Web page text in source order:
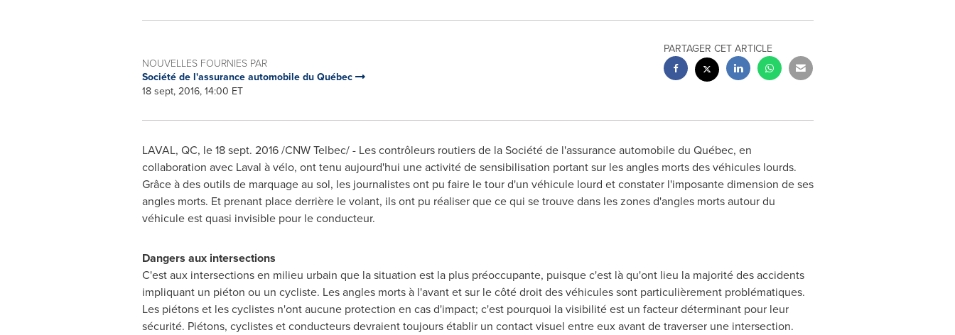
NOUVELLES FOURNIES PAR
Société de l'assurance automobile du Québec
18 sept, 2016, 14:00 ET
PARTAGER CET ARTICLE
LAVAL, QC, le18 sept. 2016/CNW Telbec/ - Les contrôleurs routiers de la Société de l'assurance automobile du Québec, en
collaboration avec Laval à vélo, ont tenu aujourd'hui une activité de sensibilisation portant sur les angles morts des véhicules lourds.
Grâce à des outils de marquage au sol, les journalistes ont pu faire le tour d'un véhicule lourd et constater l'imposante dimension de ses
angles morts. Et prenant place derrière le volant, ils ont pu réaliser que ce qui se trouve dans les zones d'angles morts autour du
véhicule est quasi invisible pour le conducteur.
Dangers aux intersections
C'est aux intersections en milieu urbain que la situation est la plus préoccupante, puisque c'est là qu'ont lieu la majorité des accidents
impliquant un piéton ou un cycliste. Les angles morts à l'avant et sur le côté droit des véhicules sont particulièrement problématiques.
Les piétons et les cyclistes n'ont aucune protection en cas d'impact; c'est pourquoi la visibilité est un facteur déterminant pour leur
sécurité. Piétons, cyclistes et conducteurs devraient toujours établir un contact visuel entre eux avant de traverser une intersection.